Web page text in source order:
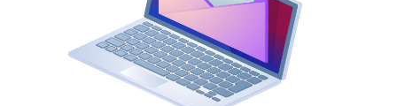
スキルアップ
IT用語解説